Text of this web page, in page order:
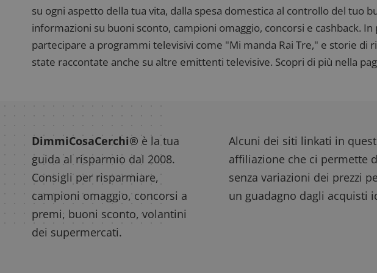
su ogni aspetto della tua vita, dalla spesa domestica al controllo del tuo
informazioni su buoni sconto, campioni omaggio, concorsi e cashback.
partecipare a programmi televisivi come "Mi manda Rai Tre," e storie di
state raccontate anche su altre emittenti televisive. Scopri di più nella
DimmiCosaCerchi® è la tua
guida al risparmio dal 2008.
Consigli per risparmiare,
campioni omaggio, concorsi a
premi, buoni sconto, volantini
dei supermercati.
Alcuni dei siti linkati in
affiliazione che ci permette
senza variazioni dei prezzi
un guadagno dagli acquisti